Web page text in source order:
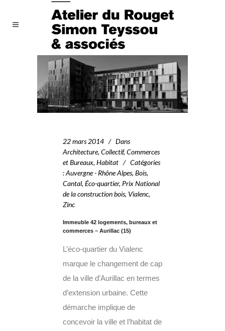
22 mars 2014
Dans
Architecture, Collectif, Commerces
et Bureaux, Habitat
Catégories
:Auvergne - Rhône Alpes, Bois,
Cantal, Éco-quartier, Prix National
de la construction bois, Vialenc,
Zinc
Immeuble 42 logements, bureaux et
commerces – Aurillac (15)
L’éco-quartier du Vialenc
marque le changement de cap
de la ville d’Aurillac en termes
d’extension urbaine. Cette
démarche implique de
concevoir la ville et l’habitat de